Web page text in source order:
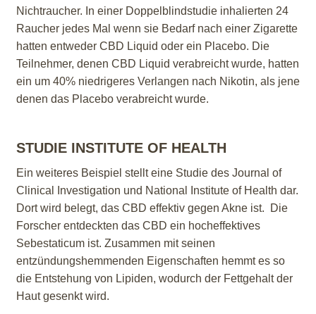
Nichtraucher. In einer Doppelblindstudie inhalierten 24
Raucher jedes Mal wenn sie Bedarf nach einer Zigarette
hatten entweder CBD Liquid oder ein Placebo. Die
Teilnehmer, denen CBD Liquid verabreicht wurde, hatten
ein um 40% niedrigeres Verlangen nach Nikotin, als jene
denen das Placebo verabreicht wurde.
STUDIE INSTITUTE OF HEALTH
Ein weiteres Beispiel stellt eine Studie des Journal of
Clinical Investigation und National Institute of Health dar.
Dort wird belegt, das CBD effektiv gegen Akne ist. Die
Forscher entdeckten das CBD ein hocheffektives
Sebestaticum ist. Zusammen mit seinen
entzündungshemmenden Eigenschaften hemmt es so
die Entstehung von Lipiden, wodurch der Fettgehalt der
Haut gesenkt wird.